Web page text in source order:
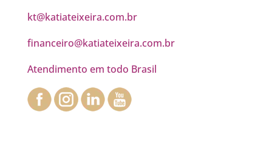
kt@katiateixeira.com.br
financeiro@katiateixeira.com.br
Atendimento em todo Brasil